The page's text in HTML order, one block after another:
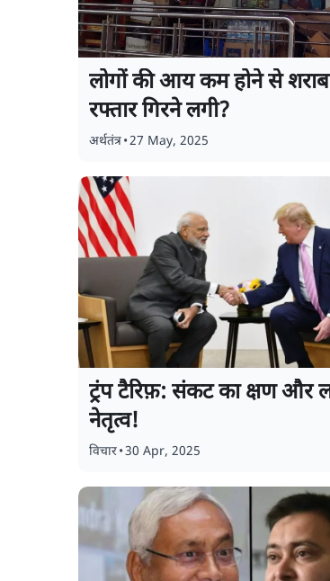
लोगों की आय कम होने से
रफ्तार गिरने लगी?
अर्थतंत्र•27 May, 2025
ट्रंप टैरिफ़: संकट का क्षण और
नेतृत्व!
विचार•30 Apr, 2025